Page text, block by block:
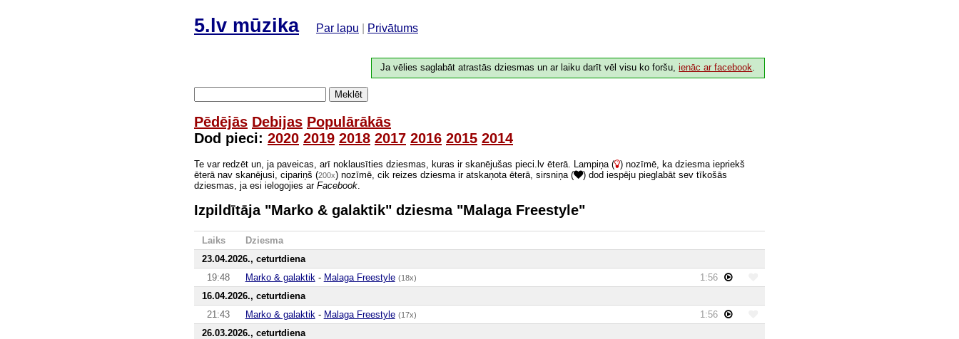
5.lv mūzika Par lapu Privātums
Ja vēlies saglabāt atrastās dziesmas un ar laiku darīt vēl visu ko foršu,ienāc ar facebook.
Meklēt
Pēdējās Debijas Populārākās
Dod pieci: 2020 2019 2018 2017 2016 2015 2014
Te var redzēt un, ja paveicas, arī noklausīties dziesmas, kuras ir skanējušas pieci.lv ēterā. Lampiņa ( ) nozīmē, ka dziesma iepriekš
ēterā nav skanējusi, cipariņš (200x) nozīmē, cik reizes dziesma ir atskaņota ēterā, sirsniņa (
) dod iespēju pieglabāt sev tīkošās
dziesmas, ja esi ielogojies ar Facebook
Izpildītāja "Marko & galaktik" dziesma "Malaga Freestyle"
Laiks
Dziesma
23.04.2026., ceturtdiena
19:48
Marko & galaktik - Malaga Freestyle (18x)
1:56
16.04.2026., ceturtdiena
21:43
Marko & galaktik - Malaga Freestyle (17x)
1:56
26.03.2026., ceturtdiena